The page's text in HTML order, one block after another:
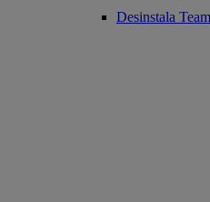
Desinstala